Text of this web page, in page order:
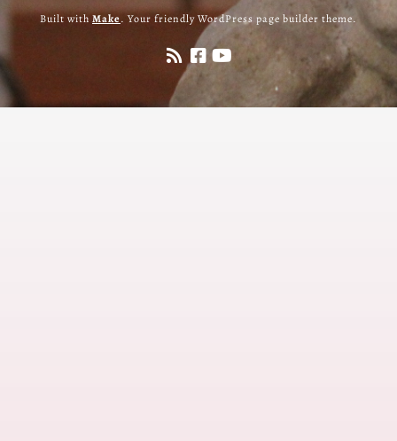
Built with Make. Your friendly WordPress page builder theme.